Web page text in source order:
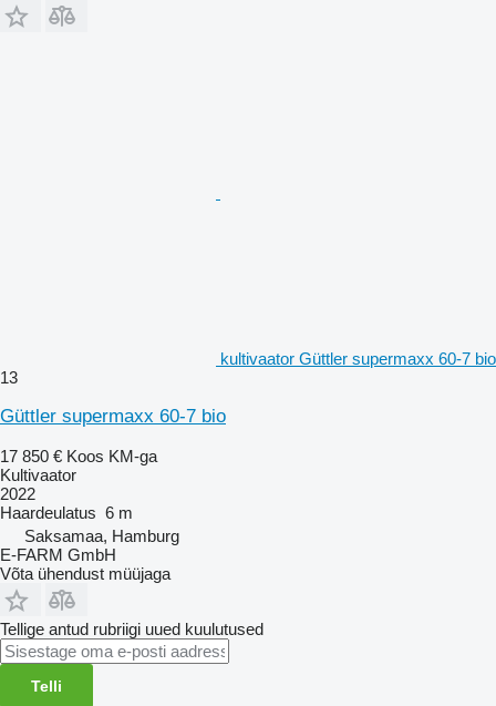
kultivaator Güttler supermaxx 60-7 bio
13
Güttler supermaxx 60-7 bio
17 850 € Koos KM-ga
Kultivaator
2022
Haardeulatus 6 m
Saksamaa, Hamburg
E-FARM GmbH
Võta ühendust müüjaga
Tellige antud rubriigi uued kuulutused
Telli